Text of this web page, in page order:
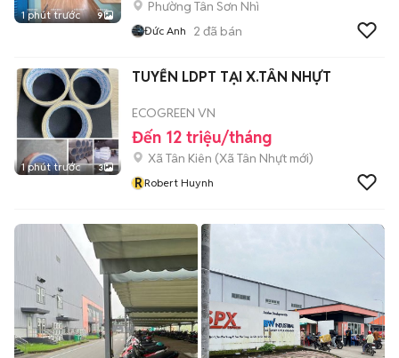
1 phút trước 9
Phường Tân Sơn Nhì
Đức Anh 2 đã bán
1 phút trước 3
TUYỂN LDPT TẠI X.TÂN NHỰT
ECOGREEN VN
Đến 12 triệu/tháng
Xã Tân Kiên (Xã Tân Nhựt mới)
RRobert Huynh